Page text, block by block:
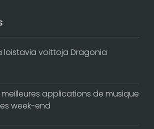
loistavia voittoja Dragonia
applications de musique
week-end